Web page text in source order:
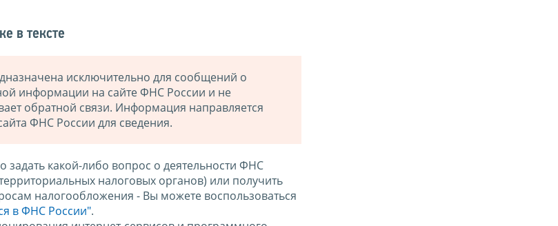
в тексте
исключительно для сообщений о
информации на сайте ФНС России и не
обратной связи. Информация направляется
ФНС России для сведения.
задать какой-либо вопрос о деятельности ФНС
налоговых органов) или получить
налогообложения - Вы можете воспользоваться
в ФНС России".